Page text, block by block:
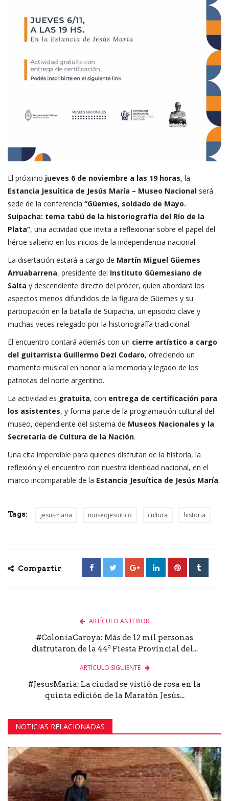
El próximo jueves 6 de noviembre a las 19 horas, la
Estancia Jesuítica de Jesús María – Museo Nacional será
sede de la conferencia “Güemes, soldado de Mayo.
Suipacha: tema tabú de la historiografía del Río de la
Plata”, una actividad que invita a reflexionar sobre el papel del
héroe salteño en los inicios de la independencia nacional.
La disertación estará a cargo de Martín Miguel Güemes
Arruabarrena, presidente del Instituto Güemesiano de
Salta y descendiente directo del prócer, quien abordará los
aspectos menos difundidos de la figura de Güemes y su
participación en la batalla de Suipacha, un episodio clave y
muchas veces relegado por la historiografía tradicional.
El encuentro contará además con un cierre artístico a cargo
del guitarrista Guillermo Dezi Codaro, ofreciendo un
momento musical en honor a la memoria y legado de los
patriotas del norte argentino.
La actividad es gratuita, con entrega de certificación para
los asistentes, y forma parte de la programación cultural del
museo, dependiente del sistema de Museos Nacionales y la
Secretaría de Cultura de la Nación.
Una cita imperdible para quienes disfrutan de la historia, la
reflexión y el encuentro con nuestra identidad nacional, en el
marco incomparable de la Estancia Jesuítica de Jesús María.
Tags: jesusmaria museojesuitico cultura historia
Compartir
ARTÍCULO ANTERIOR
#ColoniaCaroya: Más de 12 mil personas
disfrutaron de la 44ª Fiesta Provincial del...
ARTÍCULO SIGUIENTE
#JesusMaria: La ciudad se vistió de rosa en la
quinta edición de la Maratón Jesús...
NOTICIAS RELACIONADAS